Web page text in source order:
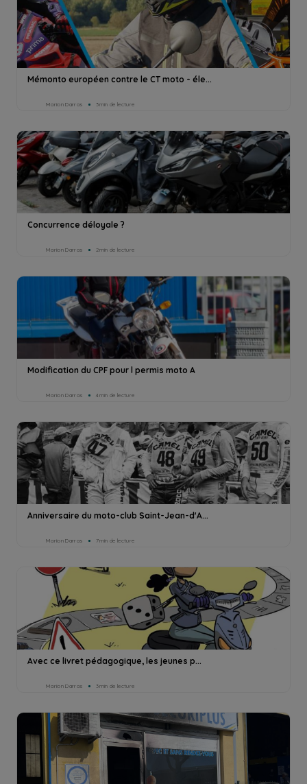
Mémonto européen contre le CT moto - éle...
Marion Darras 3min de lecture
Concurrence déloyale ?
Marion Darras 2min de lecture
Modification du CPF pour l permis moto A
Marion Darras 4min de lecture
Anniversaire du moto-club Saint-Jean-d'A...
Marion Darras 7min de lecture
Avec ce livret pédagogique, les jeunes p...
Marion Darras 3min de lecture